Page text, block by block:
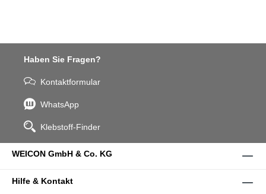
Haben Sie Fragen?
Kontaktformular
WhatsApp
Klebstoff-Finder
WEICON GmbH & Co. KG
Hilfe & Kontakt